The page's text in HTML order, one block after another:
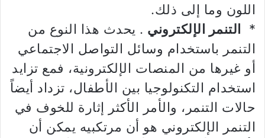
اللون وما إلى ذلك.
*
التنمر الإلكتروني . يحدث هذا النوع من
التنمر باستخدام وسائل التواصل الاجتماعي
أو غيرها من المنصات الإلكترونية، فمع تزايد
استخدام التكنولوجيا بين الأطفال، تزداد أيضاً
حالات التنمر، والأمر الأكثر إثارة للخوف في
التنمر الإلكتروني هو أن مرتكبيه يمكن أن